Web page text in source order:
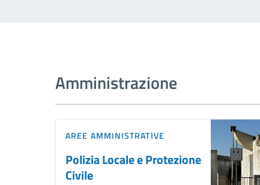
Amministrazione
AREE AMMINISTRATIVE
Polizia Locale e Protezione
Civile